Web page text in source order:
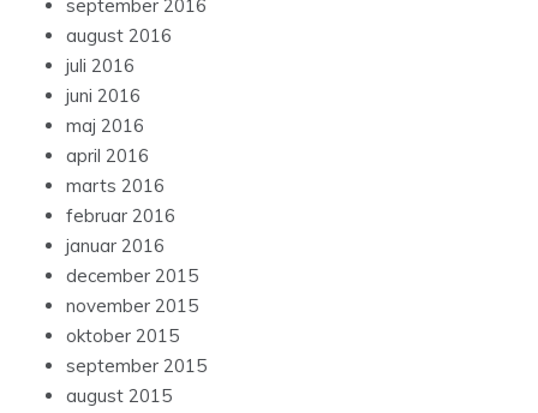
september 2016
august 2016
juli 2016
juni 2016
maj 2016
april 2016
marts 2016
februar 2016
januar 2016
december 2015
november 2015
oktober 2015
september 2015
august 2015